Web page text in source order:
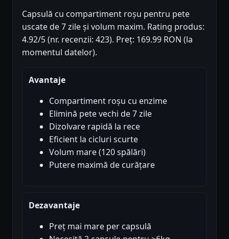
Capsulă cu compartiment roșu pentru pete
uscate de 7 zile și volum maxim. Rating produs:
4.92/5 (nr. recenzii: 423). Preț: 169.99 RON (la
momentul datelor).
Avantaje
Compartiment roșu cu enzime
Elimină pete vechi de 7 zile
Dizolvare rapidă la rece
Eficient la cicluri scurte
Volum mare (120 spălări)
Putere maximă de curățare
Dezavantaje
Preț mai mare per capsulă